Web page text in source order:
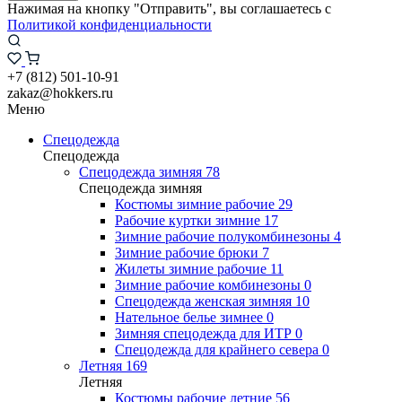
Нажимая на кнопку "Отправить", вы соглашаетесь с
Политикой конфиденциальности
+7 (812) 501-10-91
zakaz@hokkers.ru
Меню
Спецодежда
Спецодежда
Спецодежда зимняя 78
Спецодежда зимняя
Костюмы зимние рабочие 29
Рабочие куртки зимние 17
Зимние рабочие полукомбинезоны 4
Зимние рабочие брюки 7
Жилеты зимние рабочие 11
Зимние рабочие комбинезоны 0
Спецодежда женская зимняя 10
Нательное белье зимнее 0
Зимняя спецодежда для ИТР 0
Спецодежда для крайнего севера 0
Летняя 169
Летняя
Костюмы рабочие летние 56